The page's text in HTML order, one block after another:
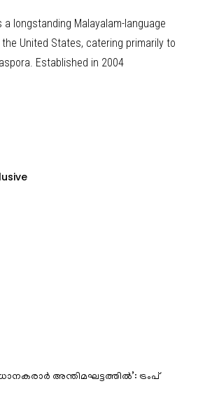
longstanding Malayalam-language
United States, catering primarily to
Established in 2004
അന്തിമഘട്ടത്തിൽ‌’: ട്രംപ്